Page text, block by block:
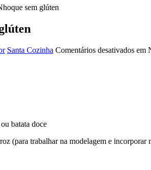
sem glúten
Santa Cozinha Comentários desativados em
batata doce
(para trabalhar na modelagem e incorporar